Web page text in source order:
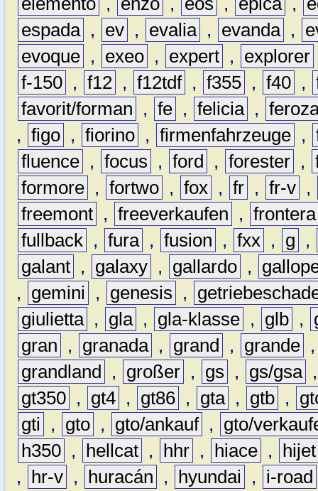
espada , ev , evalia , evanda ,
evoque , exeo , expert , explorer
f-150 , f12 , f12tdf , f355 , f40 ,
favorit/forman
, fe , felicia ,
, figo , fiorino , firmenfahrzeuge ,
fluence , focus , ford , forester ,
formore , fortwo , fox , fr , fr-v ,
freemont , freeverkaufen , frontera
fullback , fura , fusion , fxx , g
,
galant , galaxy , gallardo ,
,
gemini , genesis ,
giulietta , gla , gla-klasse , glb ,
gran
, granada , grand , grande
grandland
, großer , gs , gs/gsa
gt350 , gt4 , gt86 , gta , gtb ,
gti
, gto , gto/ankauf ,
gto/
h350 , hellcat , hhr , hiace ,
hijet
,
hr-v , huracán , hyundai ,
i-road